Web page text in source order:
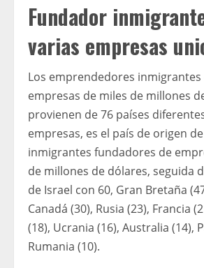
Fundador
varias empresas
Los emprendedores inmigrantes
empresas de miles de millones
provienen de 76 países
empresas, es el país de origen
inmigrantes fundadores de
de millones de dólares, seguida
de Israel con 60, Gran Bretaña
Canadá (30), Rusia (23), Francia
(18), Ucrania (16), Australia (14),
Rumania (10).